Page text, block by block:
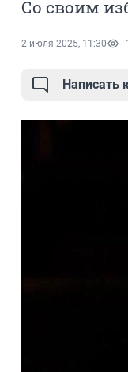
Со своим
2 июля 2025, 11:30
Написать